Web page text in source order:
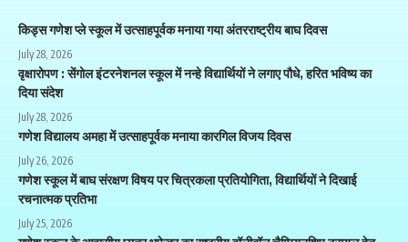
किड्स गणेश प्ले स्कूल में उत्साहपूर्वक मनाया गया अंतरराष्ट्रीय बाघ दिवस
July 28, 2026
वृक्षारोपण : सेंगोल इंटरनेशनल स्कूल में नन्हे विद्यार्थियों ने लगाए पौधे, हरित भविष्य का
दिया संदेश
July 28, 2026
गणेश विद्यालय अमहा में उत्साहपूर्वक मनाया कारगिल विजय दिवस
July 26, 2026
गणेश स्कूल में बाघ संरक्षण विषय पर चित्रकला प्रतियोगिता, विद्यार्थियों ने दिखाई
रचनात्मक प्रतिभा
July 25, 2026